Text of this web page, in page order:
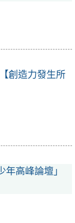
創造力發生所
年高峰論壇」